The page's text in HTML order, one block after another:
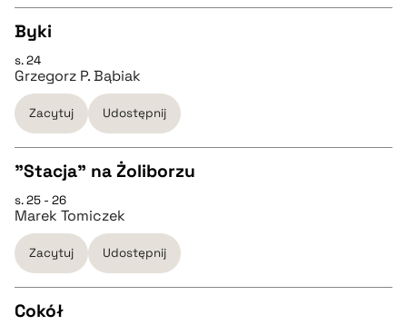
BIBTEX
pobierz cytat
CZYSTY TEKST
pobierz cytat
BIBTEX
pobierz cytat
Byki
s. 24
Grzegorz P. Bąbiak
Zacytuj Udostępnij
CZYSTY TEKST
pobierz cytat
BIBTEX
"Stacja" na Żoliborzu
s. 25 - 26
Marek Tomiczek
Zacytuj Udostępnij
Cokół